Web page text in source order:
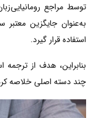
توسط مراجع
به‌عنوان جایگزین معتبر
استفاده قرار گیرد.
بنابراین، هدف از ترجمه
چند دسته اصلی خلاصه